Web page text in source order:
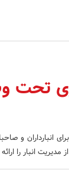
تحت
انبارداران و
مدیریت انبار را